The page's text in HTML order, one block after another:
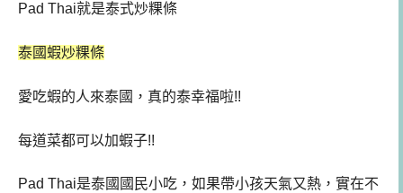
Pad Thai就是泰式炒粿條
泰國蝦炒粿條
愛吃蝦的人來泰國，真的泰幸福啦!!
每道菜都可以加蝦子!!
Pad Thai是泰國國民小吃，如果帶小孩天氣又熱，實在不